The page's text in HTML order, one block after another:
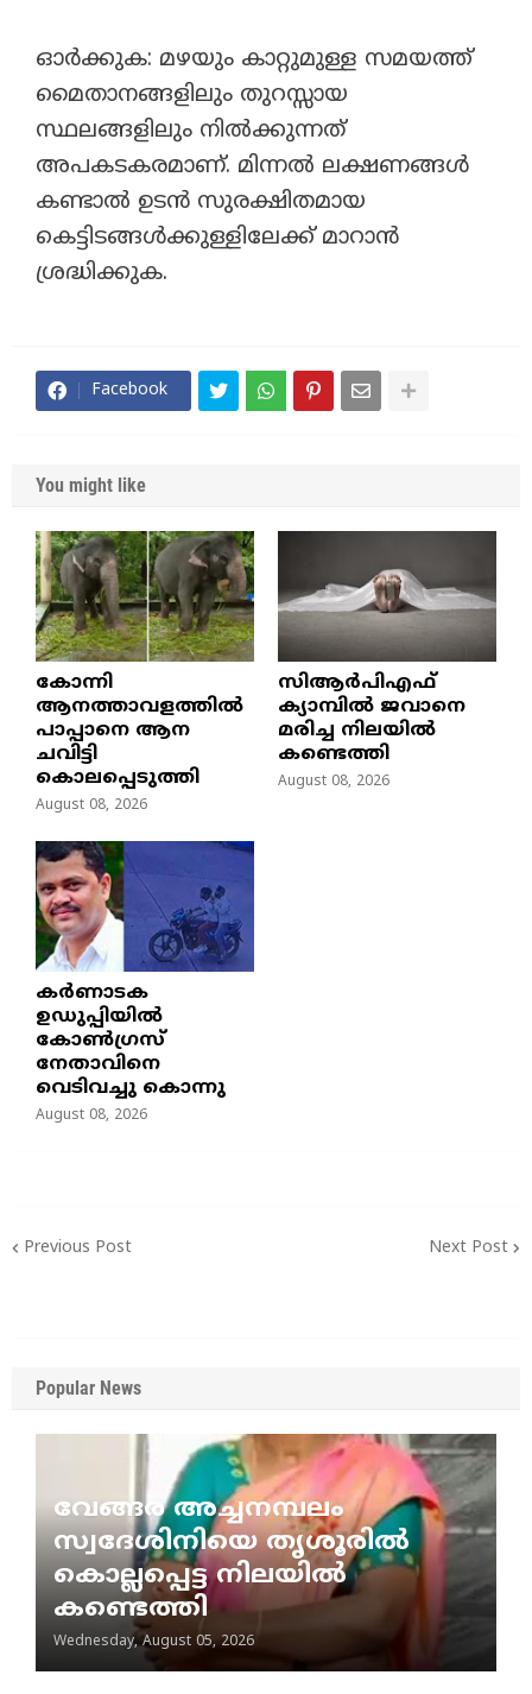
ഓർക്കുക: മഴയും കാറ്റുമുള്ള സമയത്ത്
മൈതാനങ്ങളിലും തുറസ്സായ
സ്ഥലങ്ങളിലും നിൽക്കുന്നത്
അപകടകരമാണ്. മിന്നൽ ലക്ഷണങ്ങൾ
കണ്ടാൽ ഉടൻ സുരക്ഷിതമായ
കെട്ടിടങ്ങൾക്കുള്ളിലേക്ക് മാറാൻ
ശ്രദ്ധിക്കുക.
Facebook
You might like
കോന്നി
ആനത്താവളത്തിൽ
പാപ്പാനെ ആന
ചവിട്ടി
കൊലപ്പെടുത്തി
August 08, 2026
സിആർപിഎഫ്
ക്യാമ്പിൽ ജവാനെ
മരിച്ച നിലയിൽ
കണ്ടെത്തി
August 08, 2026
കർണാടക
ഉഡുപ്പിയിൽ
കോൺഗ്രസ്
നേതാവിനെ
വെടിവച്ചു കൊന്നു
August 08, 2026
Previous Post Next Post
Popular News
വേങ്ങര അച്ചനമ്പലം
സ്വദേശിനിയെ തൃശൂരിൽ
കൊല്ലപ്പെട്ട നിലയിൽ
കണ്ടെത്തി
Wednesday, August 05, 2026